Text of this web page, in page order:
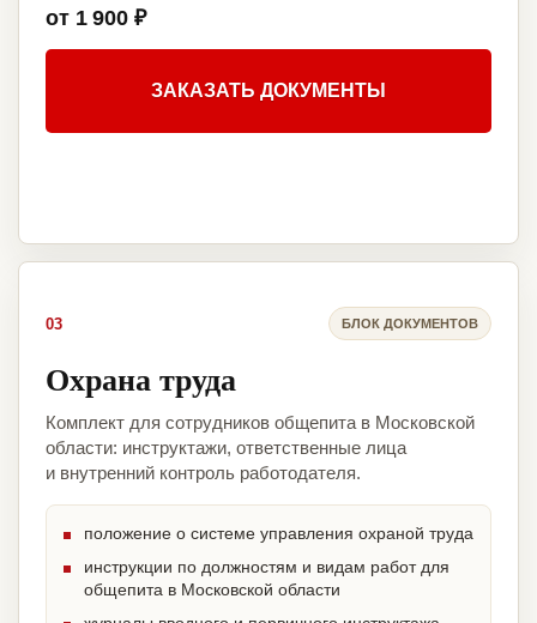
от 1 900 ₽
ЗАКАЗАТЬ ДОКУМЕНТЫ
03 БЛОК ДОКУМЕНТОВ
Охрана труда
Комплект для сотрудников общепита в Московской
области: инструктажи, ответственные лица
и внутренний контроль работодателя.
положение о системе управления охраной труда
инструкции по должностям и видам работ для
общепита в Московской области